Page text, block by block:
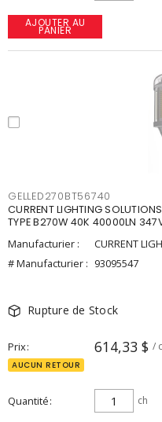
AJOUTER AU
PANIER
GELLED270BT56740
CURRENT LIGHTING
TYPE B270W 40K 40000LN
Manufacturier :
CURRENT
# Manufacturier : 93095547
Rupture de Stock
Prix 614,33 $ /
AUCUN RETOUR
Quantité ch